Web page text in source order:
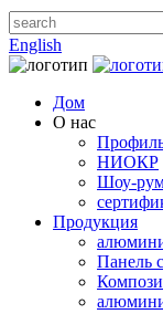
English
Дом
О нас
НИОКР
Шоу-
Продукция
Панель